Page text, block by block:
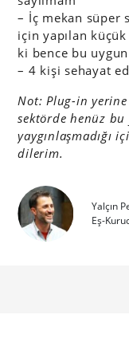
– İç mekan süper
için yapılan
ki bence bu
– 4 kişi sehayat
Not: Plug-in
sektörde henüz bu
yaygınlaşmadığı
dilerim.
Yalçın
Eş-